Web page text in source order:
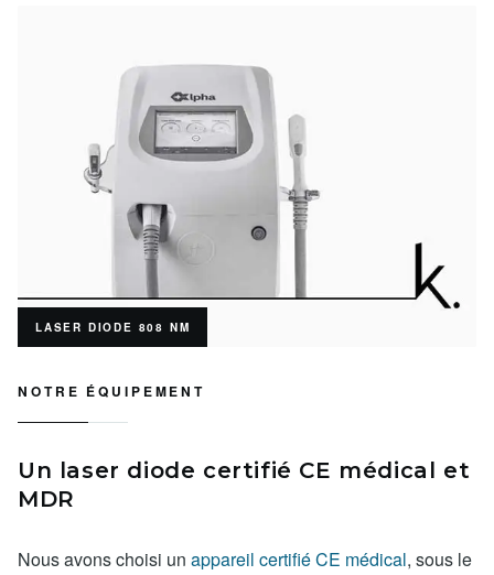
LASER DIODE 808 NM
NOTRE ÉQUIPEMENT
Un laser diode certifié CE médical et
MDR
Nous avons choisi un appareil certifié CE médical, sous le